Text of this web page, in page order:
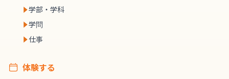
学部・学科
学問
仕事
体験する